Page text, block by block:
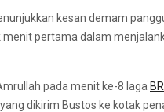
kesan demam
pertama dalam
pada menit ke-8 laga
dikirim Bustos ke kotak